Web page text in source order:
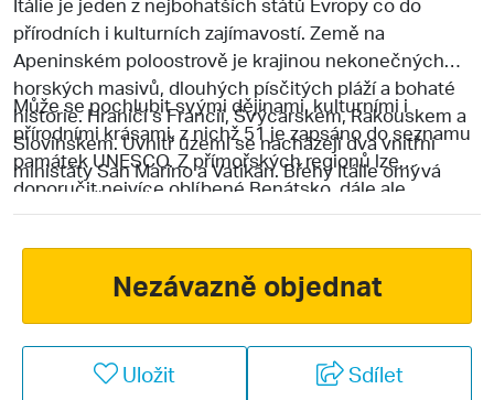
přírodních i kulturních zajímavostí. Země na
Apeninském poloostrově je krajinou nekonečných
horských masivů, dlouhých písčitých pláží a bohaté
historie. Hraničí s Francií, Švýcarskem, Rakouskem a
Slovinskem. Uvnitř území se nacházejí dva vnitřní
ministáty San Marino a Vatikán. Břehy Itálie omývá
celkem pět moří: Jaderské, Jónské, Tyrhénské,
závratných 7 600 km.
Může se pochlubit svými dějinami, kulturními i
přírodními krásami, z nichž 51 je zapsáno do seznamu
památek UNESCO. Z přímořských regionů lze
doporučit nejvíce oblíbené Benátsko, dále ale
také Kalábrii, Palmovou riviéru, Toskánsko, Abruzzo
apod. V zimě je Itálie lyžařským rájem, vyznavači
zimních sportů z celého světa míří hlavně do Trentina -
Alta Adige, Jižního Tyrolska, nebo propojených
gigantů Dolomiti Superski a Sella Rondy. Benátky
a Řím jsou zase jedněmi z nejoblíbenějších cílů
vyznavačů eurovíkendů.
Nezávazně objednat
Uložit Sdílet